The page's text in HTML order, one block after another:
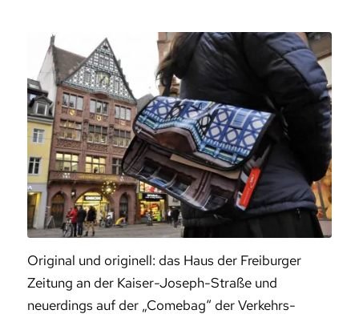
Original und originell: das Haus der Freiburger
Zeitung an der Kaiser-Joseph-Straße und
neuerdings auf der „Comebag“ der Verkehrs-